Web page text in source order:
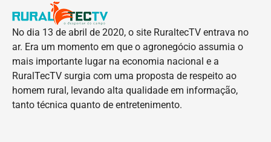
No dia 13 de abril de 2020, o site RuraltecTV entrava no
ar. Era um momento em que o agronegócio assumia o
mais importante lugar na economia nacional e a
RuralTecTV surgia com uma proposta de respeito ao
homem rural, levando alta qualidade em informação,
tanto técnica quanto de entretenimento.